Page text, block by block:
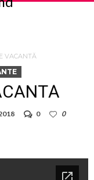
VACANTĂ
0
0